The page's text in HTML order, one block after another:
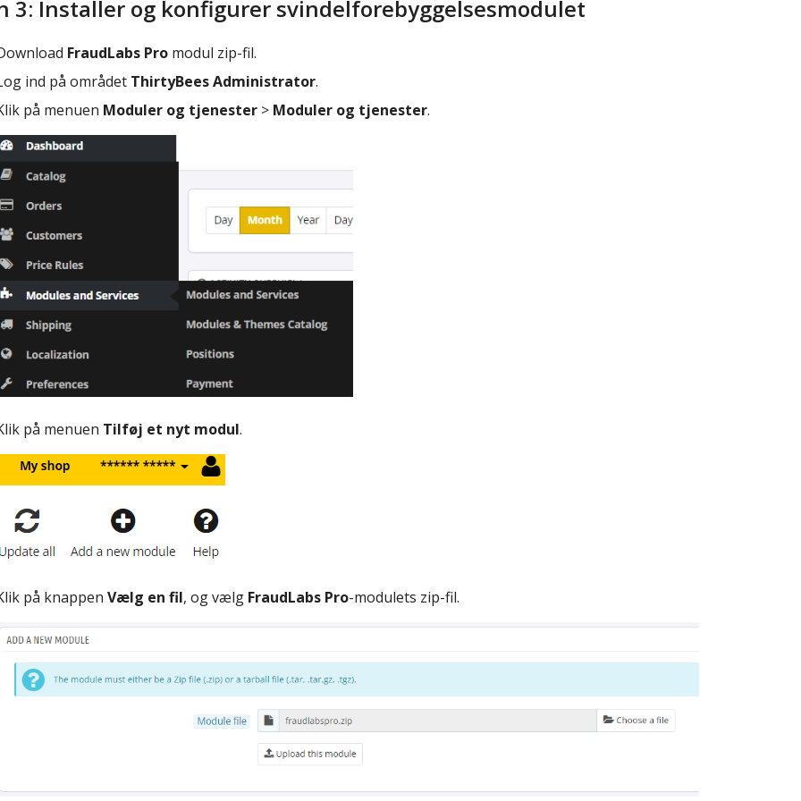
3: Installer og konfigurer svindelforebyggelsesmodulet
FraudLabs Pro modul zip-fil.
ind på området ThirtyBees Administrator.
på menuen Moduler og tjenester > Moduler og tjenester.
på menuen Tilføj et nyt modul.
på knappen Vælg en fil, og vælg FraudLabs Pro-modulets zip-fil.